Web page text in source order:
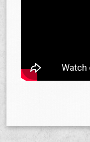
購入履歴